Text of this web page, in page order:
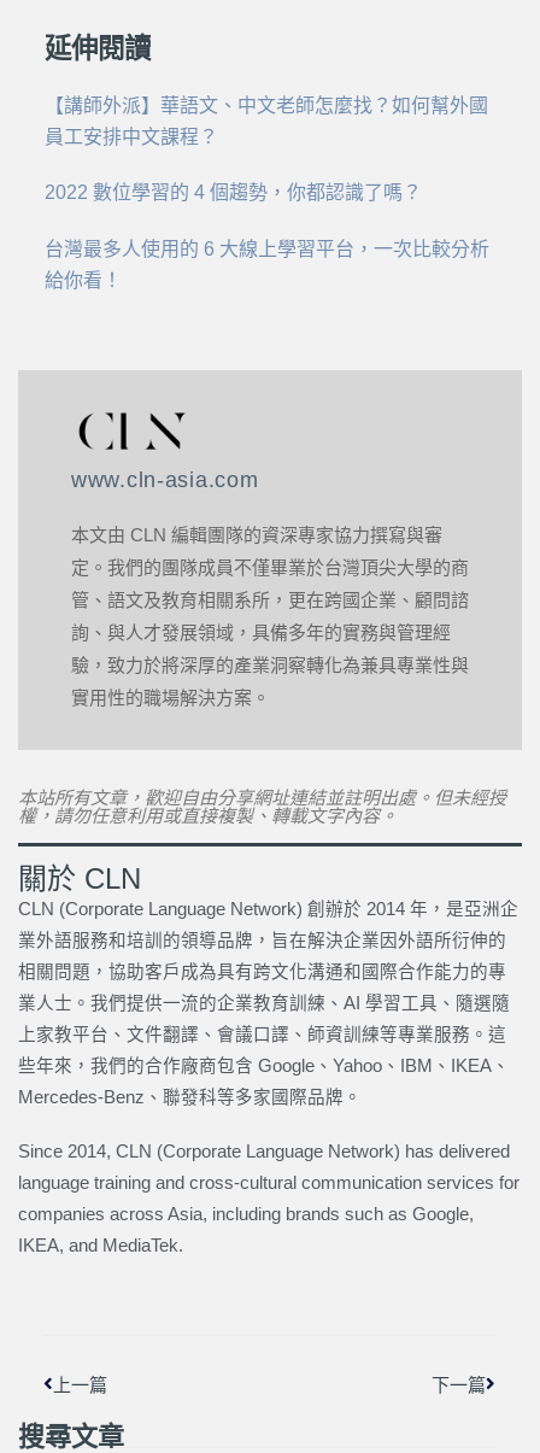
延伸閱讀
【講師外派】華語文、中文老師怎麼找？如何幫外國
員工安排中文課程？
2022 數位學習的 4 個趨勢，你都認識了嗎？
台灣最多人使用的 6 大線上學習平台，一次比較分析
給你看！
www.cln-asia.com
本文由 CLN 編輯團隊的資深專家協力撰寫與審
定。我們的團隊成員不僅畢業於台灣頂尖大學的商
管、語文及教育相關系所，更在跨國企業、顧問諮
詢、與人才發展領域，具備多年的實務與管理經
驗，致力於將深厚的產業洞察轉化為兼具專業性與
實用性的職場解決方案。
本站所有文章，歡迎自由分享網址連結並註明出處。但未經授
權，請勿任意利用或直接複製、轉載文字內容。
關於 CLN
CLN (Corporate Language Network) 創辦於 2014 年，是亞洲企
業外語服務和培訓的領導品牌，旨在解決企業因外語所衍伸的
相關問題，協助客戶成為具有跨文化溝通和國際合作能力的專
業人士。我們提供一流的企業教育訓練、AI 學習工具、隨選隨
上家教平台、文件翻譯、會議口譯、師資訓練等專業服務。這
些年來，我們的合作廠商包含 Google、Yahoo、IBM、IKEA、
Mercedes-Benz、聯發科等多家國際品牌。
Since 2014, CLN (Corporate Language Network) has delivered
language training and cross-cultural communication services for
companies across Asia, including brands such as Google,
IKEA, and MediaTek.
上一篇 下一篇
搜尋文章